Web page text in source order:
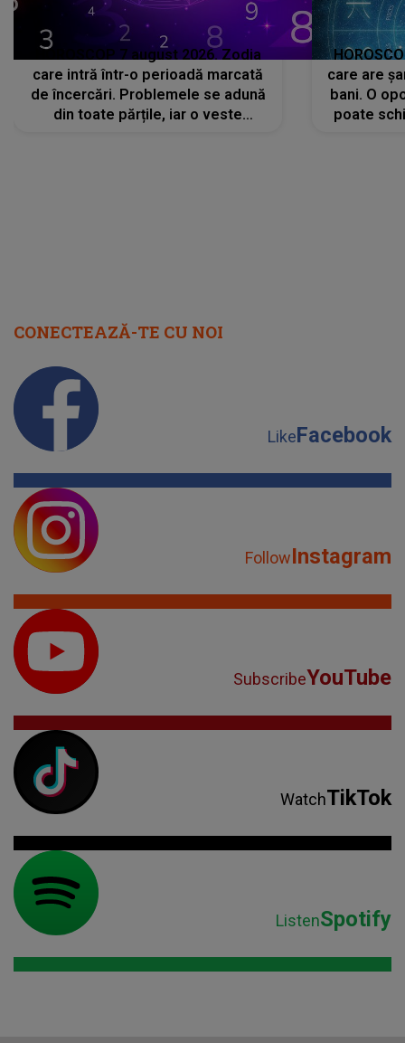
HOROSCOP 7 august 2026. Zodia
care intră într-o perioadă marcată
de încercări. Problemele se adună
din toate părțile, iar o veste
care are
bani. O
poate
CONECTEAZĂ-TE CU NOI
LikeFacebook
FollowInstagram
SubscribeYouTube
WatchTikTok
ListenSpotify